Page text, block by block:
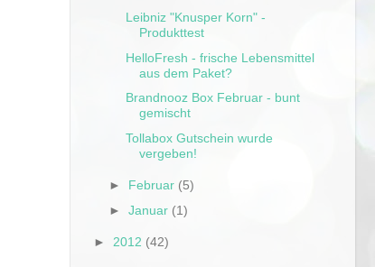
Leibniz "Knusper Korn" -
Produkttest
HelloFresh - frische Lebensmittel
aus dem Paket?
Brandnooz Box Februar - bunt
gemischt
Tollabox Gutschein wurde
vergeben!
► Februar (5)
►Januar (1)
► 2012 (42)